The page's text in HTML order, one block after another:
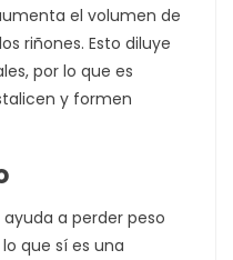
el volumen de
riñones. Esto diluye
por lo que es
y formen
a perder peso
que sí es una